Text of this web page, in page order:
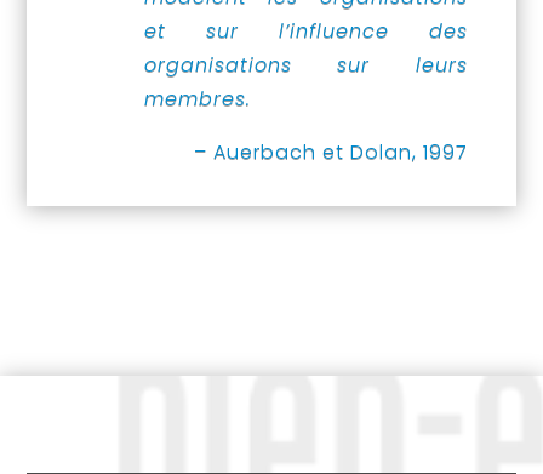
et sur l’influence des
organisations sur leurs
membres.
– Auerbach et Dolan, 1997